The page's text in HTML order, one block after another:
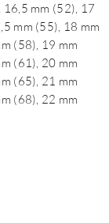
16,5 mm (52), 17
mm (55), 18 mm
(58), 19 mm
(61), 20 mm
(65), 21 mm
(68), 22 mm